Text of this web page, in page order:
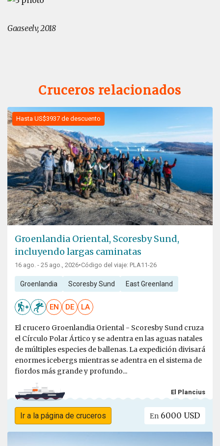
Gaaseelv, 2018
Cruceros relacionados
Hasta US$3937 de descuento
Groenlandia Oriental, Scoresby Sund,
incluyendo largas caminatas
16 ago. - 25 ago., 2026•Código del viaje: PLA11-26
Groenlandia Scoresby Sund East Greenland
EN DE LA
El crucero Groenlandia Oriental - Scoresby Sund cruza
el Círculo Polar Ártico y se adentra en las aguas natales
de múltiples especies de ballenas. La expedición divisará
enormes icebergs mientras se adentra en el sistema de
fiordos más grande y profundo...
El Plancius
Ir a la página de cruceros En 6000 USD